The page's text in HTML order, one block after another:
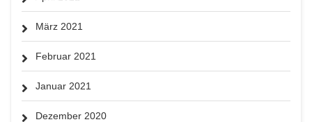
März 2021
Februar 2021
Januar 2021
Dezember 2020